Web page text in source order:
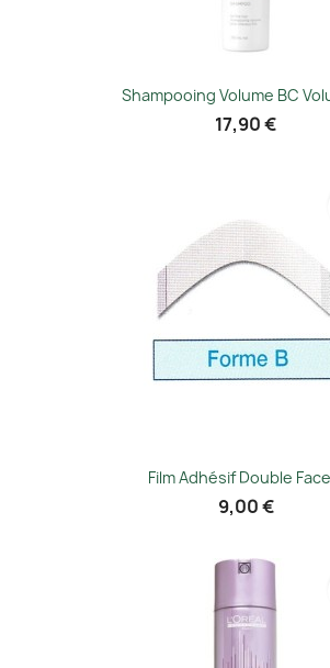
Shampooing Volume BC
17,90 €
Film Adhésif Double
9,00 €